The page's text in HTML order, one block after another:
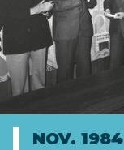
NOV. 1984